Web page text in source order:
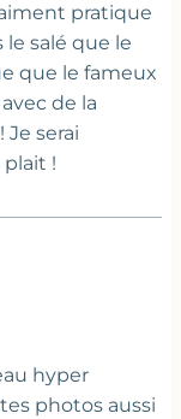
pratique
le salé que le
que le fameux
de la
serai
!
hyper
photos aussi